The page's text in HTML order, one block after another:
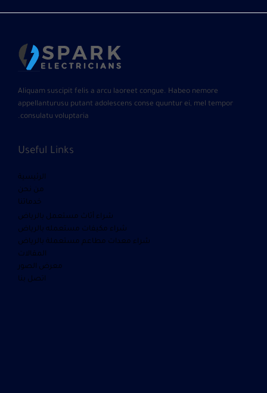
Aliquam suscipit felis a arcu laoreet congue. Habeo nemore
appellanturusu putant adolescens conse quuntur ei, mel tempor
consulatu voluptaria.
Useful Links
الرئيسية
من نحن
خدماتنا
شراء أثاث مستعمل بالرياض
شراء مكيفات مستعمله بالرياض
شراء معدات مطاعم مستعملة بالرياض
المقالات
معرض الصور
اتصل بنا